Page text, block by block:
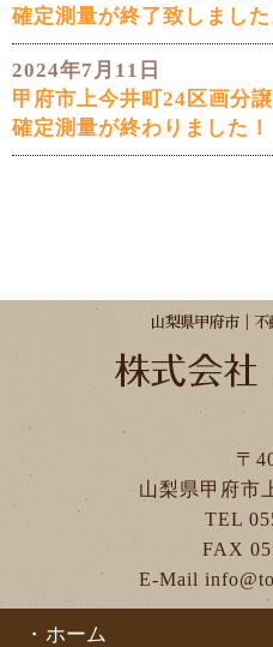
確定測量が終了致しました
2024年7月11日
甲府市上今井町24区画分
確定測量が終わりました！
〒
山梨県甲府市
TEL
FAX
E-Mail
・ ホーム